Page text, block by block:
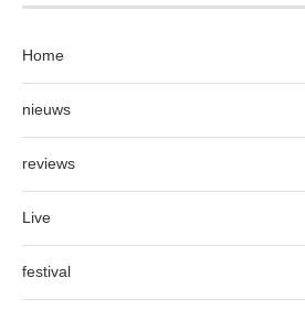
Home
nieuws
reviews
Live
festival